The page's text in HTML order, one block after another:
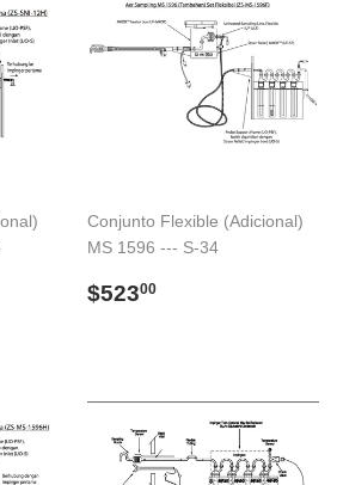
Conjunto Flexible (Adicional)
MS 1596 --- S-34
Precio
$52300